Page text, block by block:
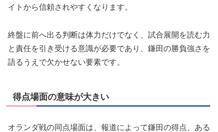
イトから信頼されやすくなります。
終盤に前へ出る判断は体力だけでなく、試合展開を読む力
と責任を引き受ける意識が必要であり、鎌田の勝負強さを
語るうえで欠かせない要素です。
得点場面の意味が大きい
オランダ戦の同点場面は、報道によって鎌田の得点、ある